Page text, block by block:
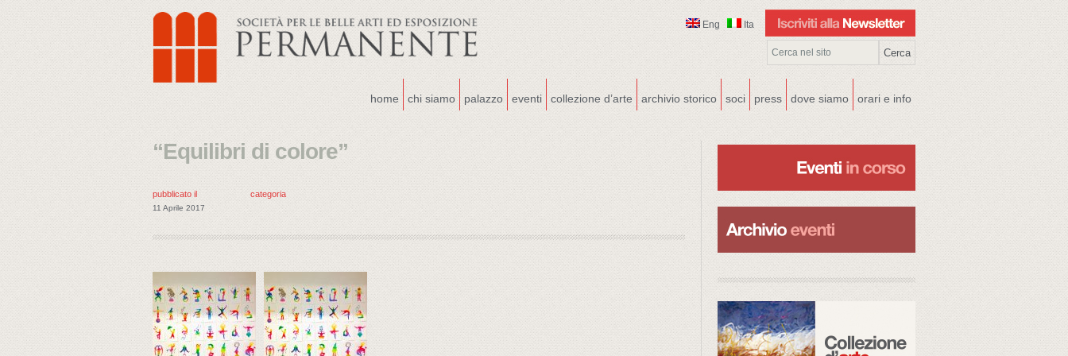
Eng Ita
home chi siamo palazzo eventi collezione d’arte archivio storico soci press dove siamo orari e info
“Equilibri di colore”
pubblicato il
11 Aprile 2017
categoria